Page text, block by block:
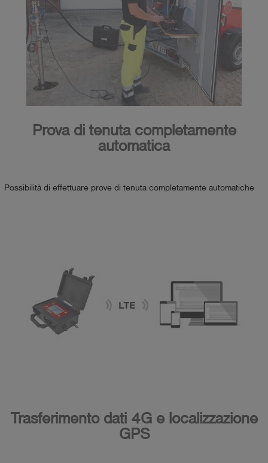
Prova di tenuta completamente
automatica
Possibilità di effettuare prove di tenuta completamente automatiche
Trasferimento dati 4G e localizzazione
GPS